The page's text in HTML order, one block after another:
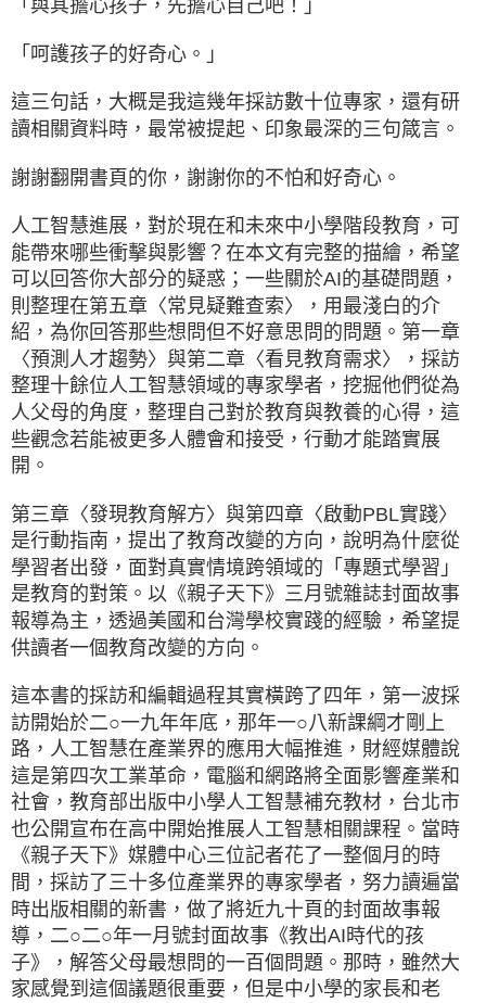
「與其擔心孩子，先擔心自己吧！」
「呵護孩子的好奇心。」
這三句話，大概是我這幾年採訪數十位專家，還有研
讀相關資料時，最常被提起、印象最深的三句箴言。
謝謝翻開書頁的你，謝謝你的不怕和好奇心。
人工智慧進展，對於現在和未來中小學階段教育，可
能帶來哪些衝擊與影響？在本文有完整的描繪，希望
可以回答你大部分的疑惑；一些關於AI的基礎問題，
則整理在第五章〈常見疑難查索〉，用最淺白的介
紹，為你回答那些想問但不好意思問的問題。第一章
〈預測人才趨勢〉與第二章〈看見教育需求〉，採訪
整理十餘位人工智慧領域的專家學者，挖掘他們從為
人父母的角度，整理自己對於教育與教養的心得，這
些觀念若能被更多人體會和接受，行動才能踏實展
開。
第三章〈發現教育解方〉與第四章〈啟動PBL實踐〉
是行動指南，提出了教育改變的方向，說明為什麼從
學習者出發，面對真實情境跨領域的「專題式學習」
是教育的對策。以《親子天下》三月號雜誌封面故事
報導為主，透過美國和台灣學校實踐的經驗，希望提
供讀者一個教育改變的方向。
這本書的採訪和編輯過程其實橫跨了四年，第一波採
訪開始於二○一九年年底，那年一○八新課綱才剛上
路，人工智慧在產業界的應用大幅推進，財經媒體說
這是第四次工業革命，電腦和網路將全面影響產業和
社會，教育部出版中小學人工智慧補充教材，台北市
也公開宣布在高中開始推展人工智慧相關課程。當時
《親子天下》媒體中心三位記者花了一整個月的時
間，採訪了三十多位產業界的專家學者，努力讀遍當
時出版相關的新書，做了將近九十頁的封面故事報
導，二○二○年一月號封面故事《教出AI時代的孩
子》，解答父母最想問的一百個問題。那時，雖然大
家感覺到這個議題很重要，但是中小學的家長和老